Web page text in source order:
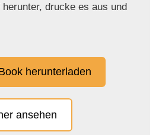
herunter, drucke es aus und
herunterladen
ansehen